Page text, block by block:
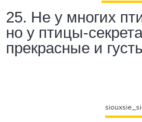
25. Не у многих
но у птицы-
прекрасные и